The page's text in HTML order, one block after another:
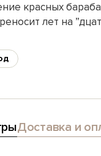
красных
лет на
Доставка и